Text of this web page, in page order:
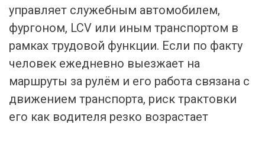
управляет служебным автомобилем,
фургоном, LCV или иным транспортом в
рамках трудовой функции. Если по факту
человек ежедневно выезжает на
маршруты за рулём и его работа связана с
движением транспорта, риск трактовки
его как водителя резко возрастает